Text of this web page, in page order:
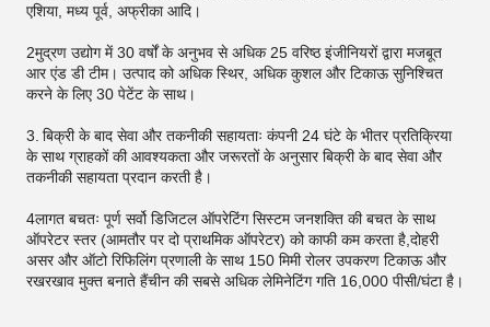
एशिया, मध्य पूर्व, अफ्रीका आदि।
2मुद्रण उद्योग में 30 वर्षों के अनुभव से अधिक 25 वरिष्ठ इंजीनियरों द्वारा मजबूत
आर एंड डी टीम। उत्पाद को अधिक स्थिर, अधिक कुशल और टिकाऊ सुनिश्चित
करने के लिए 30 पेटेंट के साथ।
3. बिक्री के बाद सेवा और तकनीकी सहायताः कंपनी 24 घंटे के भीतर प्रतिक्रिया
के साथ ग्राहकों की आवश्यकता और जरूरतों के अनुसार बिक्री के बाद सेवा और
तकनीकी सहायता प्रदान करती है।
4लागत बचतः पूर्ण सर्वो डिजिटल ऑपरेटिंग सिस्टम जनशक्ति की बचत के साथ
ऑपरेटर स्तर (आमतौर पर दो प्राथमिक ऑपरेटर) को काफी कम करता है,दोहरी
असर और ऑटो रिफिलिंग प्रणाली के साथ 150 मिमी रोलर उपकरण टिकाऊ और
रखरखाव मुक्त बनाते हैंचीन की सबसे अधिक लेमिनेटिंग गति 16,000 पीसी/घंटा है।